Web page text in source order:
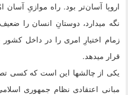
اروپا آسان‌تر بود. راه موازىِ آسان
نگه میدارد، دوستانِ انسان را
زمام اختیارِ امرى را در داخل
قرار میدهد.
یکى از چالشها این است که کسى
مبانى اعتقادى نظام جمهورى